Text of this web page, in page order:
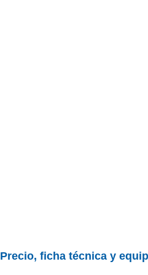
Precio, ficha técnica y